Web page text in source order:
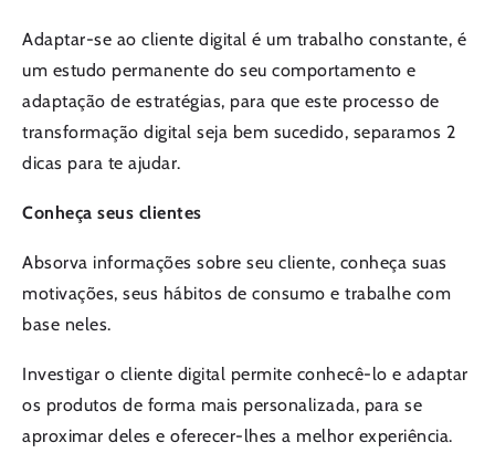
Adaptar-se ao cliente digital é um trabalho constante, é
um estudo permanente do seu comportamento e
adaptação de estratégias, para que este processo de
transformação digital seja bem sucedido, separamos 2
dicas para te ajudar.
Conheça seus clientes
Absorva informações sobre seu cliente, conheça suas
motivações, seus hábitos de consumo e trabalhe com
base neles.
Investigar o cliente digital permite conhecê-lo e adaptar
os produtos de forma mais personalizada, para se
aproximar deles e oferecer-lhes a melhor experiência.